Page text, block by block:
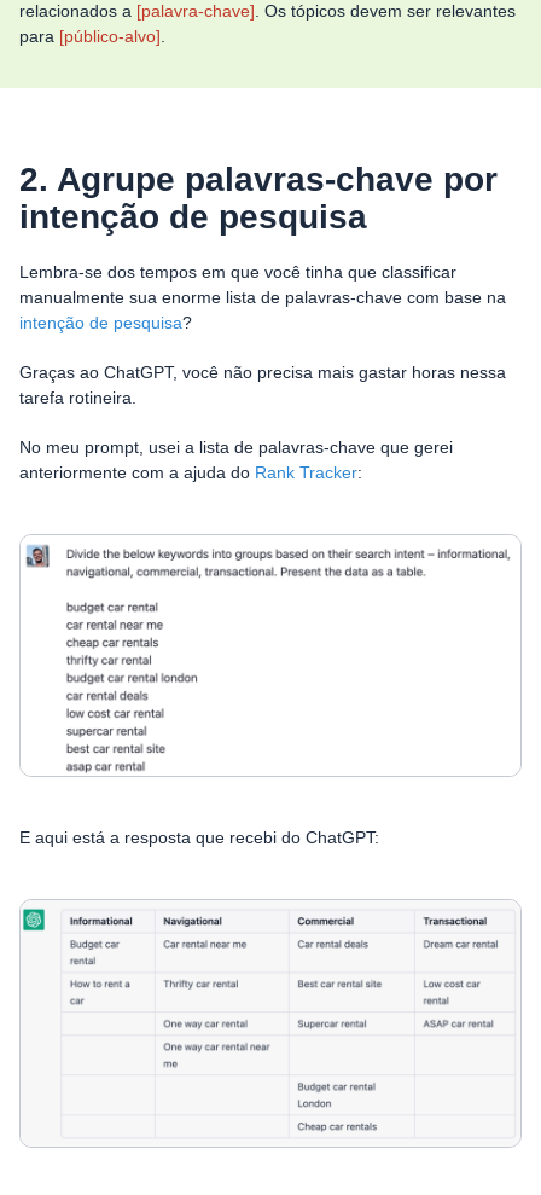
relacionados a [palavra-chave] . Os tópicos devem ser relevantes
para [público-alvo]
2. Agrupe palavras-chave por
intenção de pesquisa
Lembra-se dos tempos em que você tinha que classificar
manualmente sua enorme lista de palavras-chave com base na
intenção de pesquisa?
Graças ao ChatGPT, você não precisa mais gastar horas nessa
tarefa rotineira.
No meu prompt, usei a lista de palavras-chave que gerei
anteriormente com a ajuda do Rank Tracker:
E aqui está a resposta que recebi do ChatGPT: